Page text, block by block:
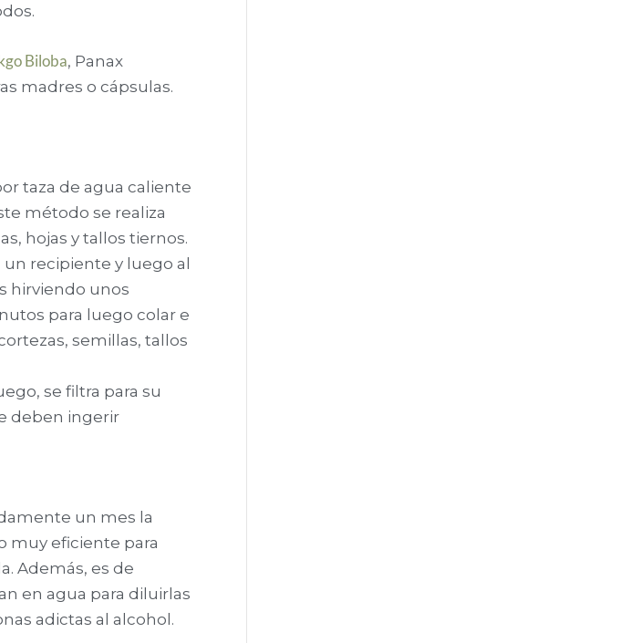
Biloba, Panax
madres o cápsulas.
taza de agua caliente
método se realiza
hojas y tallos tiernos.
recipiente y luego al
hirviendo unos
para luego colar e
semillas, tallos
se filtra para su
deben ingerir
un mes la
muy eficiente para
Además, es de
en agua para diluirlas
adictas al alcohol.